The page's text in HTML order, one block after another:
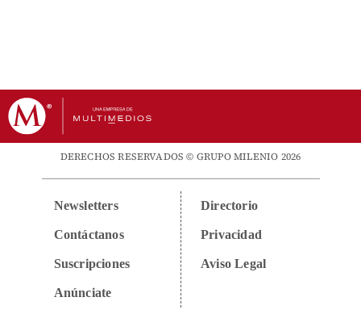
DERECHOS RESERVADOS © GRUPO MILENIO 2026
Newsletters
Contáctanos
Suscripciones
Anúnciate
Directorio
Privacidad
Aviso Legal